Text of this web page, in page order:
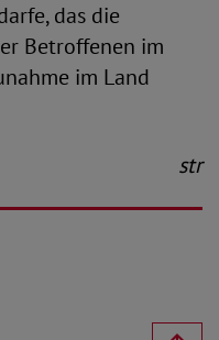
das die
Betroffenen im
im Land
str